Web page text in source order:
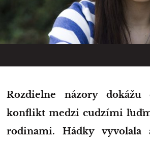
Rozdielne názory dokážu často vyhrotiť
konflikt medzi cudzími
rodinami. Hádky vyvolala